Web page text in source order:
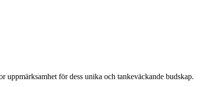
för dess unika och tankeväckande budskap.